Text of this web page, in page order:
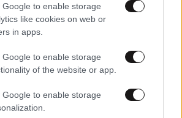
Google to enable storage
like cookies on web or
in apps.
Google to enable storage
of the website or app.
Google to enable storage
εχουμε πολλα παιδια με
αναφερουν ως αιτια τα
να προστατευσετε τα παιδια
πρεπει να κανουμε τοσο νωρις